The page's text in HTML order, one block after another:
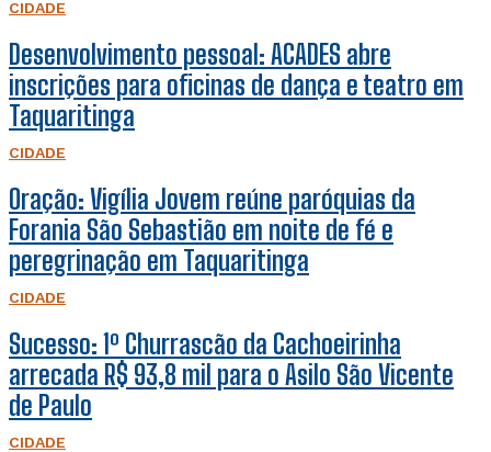
CIDADE
Desenvolvimento pessoal: ACADES abre
inscrições para oficinas de dança e teatro em
Taquaritinga
CIDADE
Oração: Vigília Jovem reúne paróquias da
Forania São Sebastião em noite de fé e
peregrinação em Taquaritinga
CIDADE
Sucesso: 1º Churrascão da Cachoeirinha
arrecada R$ 93,8 mil para o Asilo São Vicente
de Paulo
CIDADE